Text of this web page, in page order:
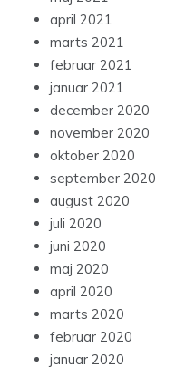
april 2021
marts 2021
februar 2021
januar 2021
december 2020
november 2020
oktober 2020
september 2020
august 2020
juli 2020
juni 2020
maj 2020
april 2020
marts 2020
februar 2020
januar 2020